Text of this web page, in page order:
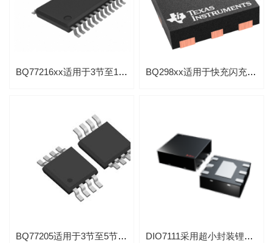
BQ77216xx适用于3节至16节串联锂离子电池过压保护芯片 BQ298xx适用于快充闪充式单节锂离子电池具有集成式高侧 NFET驱动器的电流保护芯片
BQ77205适用于3节至5节串联锂离子电池的过压保护芯片 DIO7111采用超小封装锂电池过充/过放保护IC